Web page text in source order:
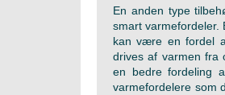
En anden type
smart
kan være en fordel
drives af varmen fra
en bedre fordeling
varmefordelere som